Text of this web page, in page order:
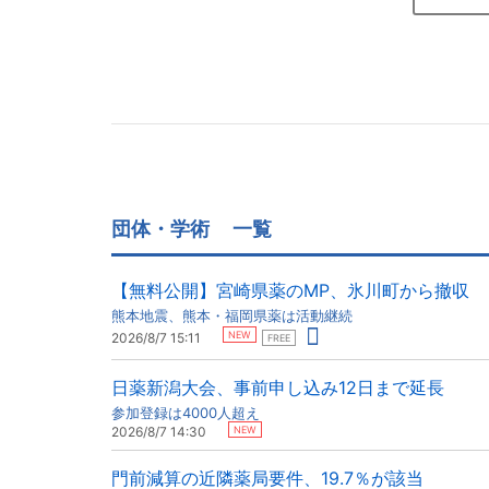
団体・学術 一覧
【無料公開】宮崎県薬のMP、氷川町から撤収
熊本地震、熊本・福岡県薬は活動継続
2026/8/7 15:11 NEW FREE
日薬新潟大会、事前申し込み12日まで延長
参加登録は4000人超え
2026/8/7 14:30 NEW
門前減算の近隣薬局要件、19.7％が該当